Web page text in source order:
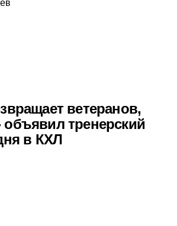
ветеранов,
тренерский
в КХЛ